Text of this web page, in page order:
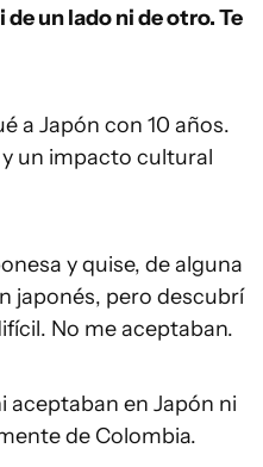
un lado ni de otro. Te
a Japón con 10 años.
un impacto cultural
y quise, de alguna
japonés, pero descubrí
No me aceptaban.
aceptaban en Japón ni
de Colombia.